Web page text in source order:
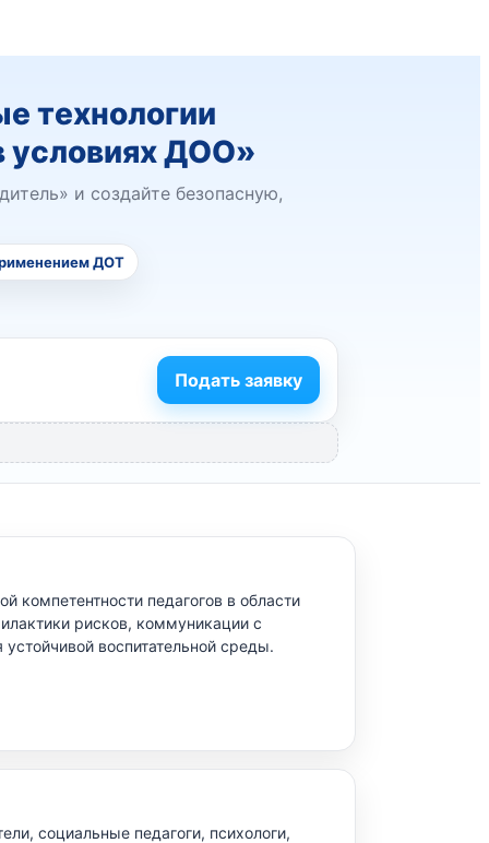
технологии
условиях ДОО»
и создайте безопасную,
ДОТ
Подать заявку
компетентности педагогов в области
рисков, коммуникации с
воспитательной среды.
социальные педагоги, психологи,